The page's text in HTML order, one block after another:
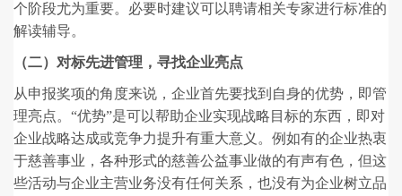
个阶段尤为重要。必要时建议可以聘请相关专家进行标准的
解读辅导。
（二）对标先进管理，寻找企业亮点
从申报奖项的角度来说，企业首先要找到自身的优势，即管
理亮点。“优势”是可以帮助企业实现战略目标的东西，即对
企业战略达成或竞争力提升有重大意义。例如有的企业热衷
于慈善事业，各种形式的慈善公益事业做的有声有色，但这
些活动与企业主营业务没有任何关系，也没有为企业树立品